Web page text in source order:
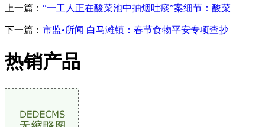
上一篇： “一工人正在酸菜池中抽烟吐痰”案细节：酸菜
下一篇： 市监•所闻 白马滩镇：春节食物平安专项查抄
热销产品